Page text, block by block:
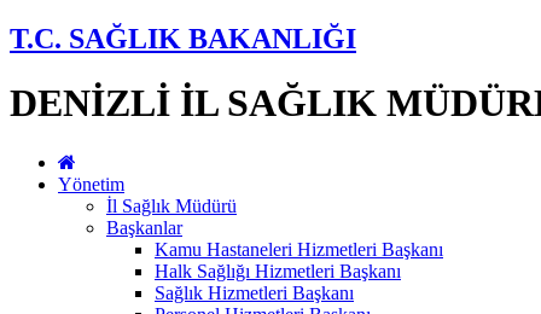
T.C. SAĞLIK BAKANLIĞI
DENİZLİ İL SAĞLIK
Yönetim
İl Sağlık Müdürü
Başkanlar
Kamu Hastaneleri Hizmetleri Başkanı
Halk Sağlığı Hizmetleri Başkanı
Sağlık Hizmetleri Başkanı